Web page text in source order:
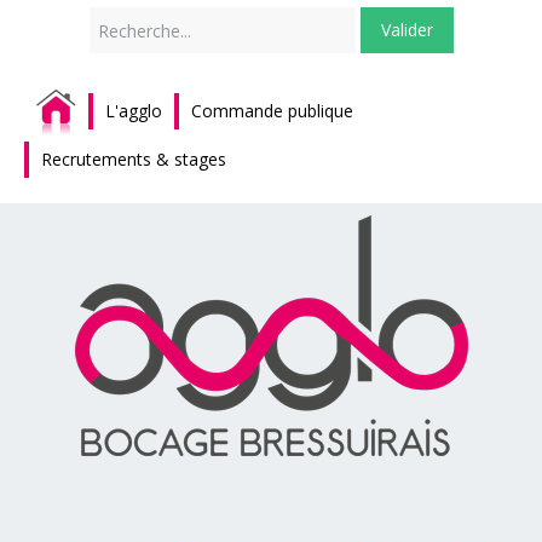
Valider
L'agglo Commande publique
Recrutements & stages